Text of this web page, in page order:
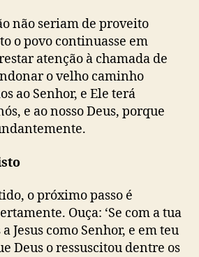
não seriam de proveito
o povo continuasse em
atenção à chamada de
o velho caminho
ao Senhor, e Ele terá
e ao nosso Deus, porque
o próximo passo é
Ouça: ‘Se com a tua
Jesus como Senhor, e em teu
Deus o ressuscitou dentre os